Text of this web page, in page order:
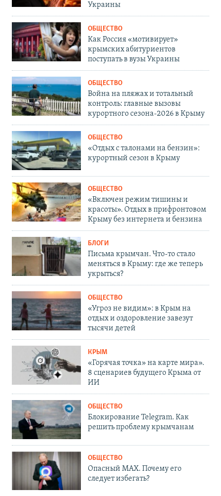
Украины
ОБЩЕСТВО
Как Россия «мотивирует»
крымских абитуриентов
поступать в вузы Украины
ОБЩЕСТВО
Война на пляжах и тотальный
контроль: главные вызовы
курортного сезона-2026 в Крыму
ОБЩЕСТВО
«Отдых с талонами на бензин»:
курортный сезон в Крыму
ОБЩЕСТВО
«Включен режим тишины и
красоты». Отдых в прифронтовом
Крыму без интернета и бензина
БЛОГИ
Письма крымчан. Что-то стало
меняться в Крыму: где же теперь
укрыться?
ОБЩЕСТВО
«Угроз не видим»: в Крым на
отдых и оздоровление завезут
тысячи детей
КРЫМ
«Горячая точка» на карте мира».
8 сценариев будущего Крыма от
ИИ
ОБЩЕСТВО
Блокирование Telegram. Как
решить проблему крымчанам
ОБЩЕСТВО
Опасный MAX. Почему его
следует избегать?